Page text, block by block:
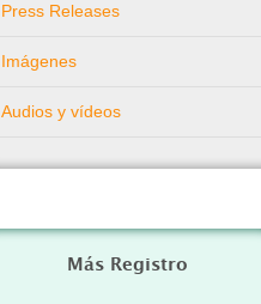
Press Releases
Imágenes
Audios y vídeos
Más Registro